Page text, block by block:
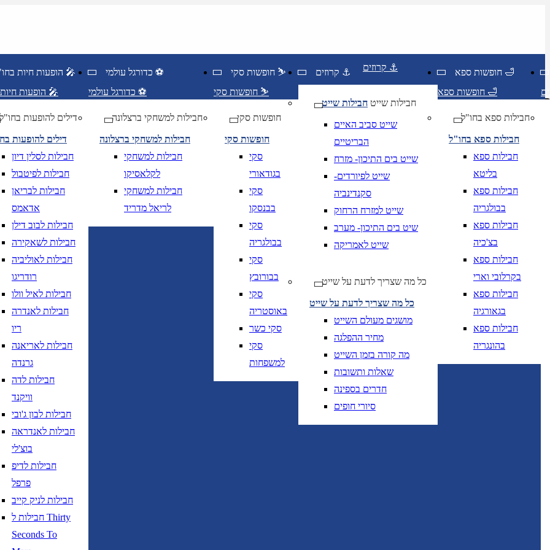
הופעות חיות בחו"ל 🎤
הופעות חיות בחו"ל 🎤
דילים להופעות בחו"ל
דילים להופעות
חבילות לסלין דיון
חבילות לפיטבול
חבילות לבריאן
אדאמס
חבילות לבוב דילן
חבילות לשאקירה
חבילות לאוליביה
רודריגו
חבילות לאיל וולו
חבילות לאנדרה
ריו
חבילות לאריאנה
גרנדה
חבילות לדה
וויקנד
חבילות לבון ג'ובי
חבילות לאנדראה
בוצ'לי
חבילות לדיפ
פרפל
חבילות לניק קייב
חבילות ל Thirty
Seconds To
כדורגל עולמי ⚽
כדורגל עולמי ⚽
חבילות למשחקי ברצלונה
חבילות למשחקי ברצלונה
חבילות למשחקי
לקלאסיקו
חבילות למשחקי
לריאל מדריד
חופשות סקי ⛷️
חופשות סקי ⛷️
חופשות סקי
חופשות סקי
סקי
בגודאורי
סקי
בבנסקו
סקי
בבולגריה
סקי
בבורובץ
סקי
באוסטריה
סקי כשר
סקי
למשפחות
קרוזים ⚓ קרוזים ⚓
חבילות שייט חבילות שייט
שייט סביב האיים
הבריטיים
שייט בים התיכון- מזרח
שייט לפיורדים-
סקנדינביה
שייט למזרח הרחוק
שיט בים התיכון- מערב
שייט לאמריקה
כל מה שצריך לדעת על שייט
כל מה שצריך לדעת על שייט
מושגים מעולם השייט
מחיר ההפלגה
מה קורה בזמן השייט
שאלות ותשובות
חדרים בספינה
סיורי חופים
חופשות ספא 🛁
חופשות ספא 🛁
חבילות ספא בחו"ל
חבילות ספא בחו"ל
חבילות ספא
בליטא
חבילות ספא
בבולגריה
חבילות ספא
בצ'כיה
חבילות ספא
בקרלובי וארי
חבילות ספא
בגאורגיה
חבילות ספא
בהונגריה
תאריך יציאה
נא לוודא בחירת יעד לפני בחירת
יום בשתי ספרות קו נטוי חודש בשתי ספרות קו נטוי
תאריך חזרה
DD/MM/YY יום בשתי ספרות קו נטוי חודש בשתי ספרות קו נטוי
תאריך יציאה
תאריך יציאה,